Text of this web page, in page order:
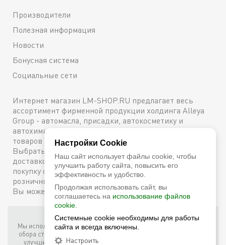
Производители
Полезная информация
Новости
Бонусная система
Социальные сети
Интернет магазин LM-SHOP.RU предлагает весь
ассортимент фирменной продукции холдинга Alleya
Group - автомасла, присадки, автокосметику и
автохимию. Каталог содержит подробное описание
товаров с техническими характеристиками и ценами.
Выбрать и купить оригинальную продукцию с
доставкой по Москве можно сейчас же, оформив
покупку онлайн, либо посетив один из наших
розничных магазинов. Более подробную информацию
Вы можете получить по телефону+7 (800) 600-48-38
Фирменный интернет-магазин LM Shop © 2026
Мы используем собственные куки (соокіе) и куки третьих лиц для
обора статистики, маркетинговых целей, а также для того, чтобы
улучшить работу сайта. Продолжая просмотр этого сайта, вы
Настройки Cookie
Наш сайт использует файлы cookie, чтобы
улучшить работу сайта, повысить его
эффективность и удобство.
Продолжая использовать сайт, вы
соглашаетесь на использование файлов
cookie.
Системные cookie необходимы для работы
сайта и всегда включены.
Настроить